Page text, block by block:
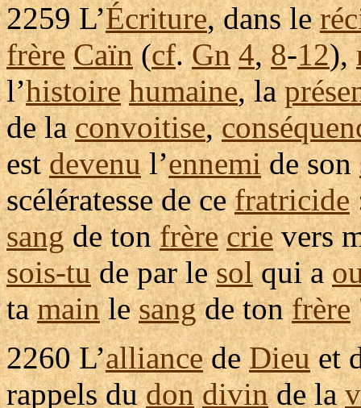
2259 L’Écriture, dans le
frère Caïn(cf.Gn 4,8-12),
l’histoire humaine, la
de la convoitise,
estdevenul’ennemide son
scélératessede cefratricide
sangde tonfrère crievers
sois-tude par lesolqui a
tamainlesangde tonfrère
2260 L’alliancedeDieuet
rappelsdudon divinde la